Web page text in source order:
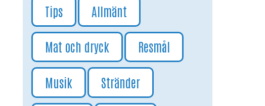
Tips Allmänt
Mat och dryck Resmål
Musik Stränder